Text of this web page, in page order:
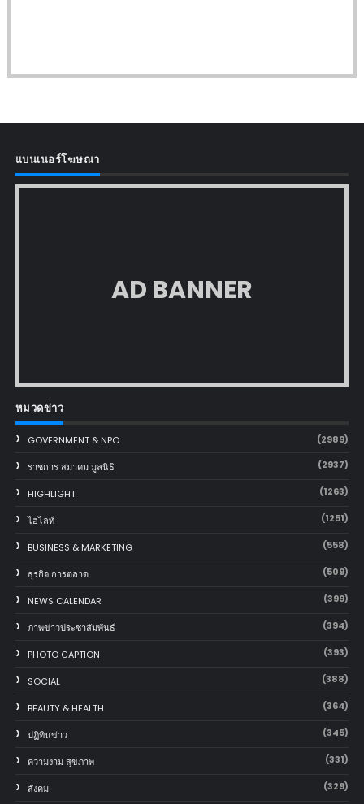
แบนเนอร์โฆษณา
AD BANNER
หมวดข่าว
GOVERNMENT & NPO (2989)
ราชการ สมาคม มูลนิธิ (2937)
HIGHLIGHT (1263)
ไฮไลท์ (1251)
BUSINESS & MARKETING (558)
ธุรกิจ การตลาด (509)
NEWS CALENDAR (399)
ภาพข่าวประชาสัมพันธ์ (394)
PHOTO CAPTION (393)
SOCIAL (388)
BEAUTY & HEALTH (364)
ปฏิทินข่าว (345)
ความงาม สุขภาพ (331)
สังคม (329)